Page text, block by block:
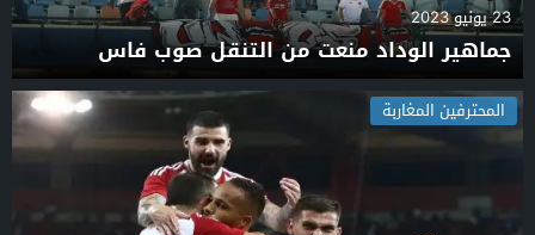
23 يونيو 2023
جماهير الوداد منعت من التنقل صوب فاس
المحترفين المغاربة